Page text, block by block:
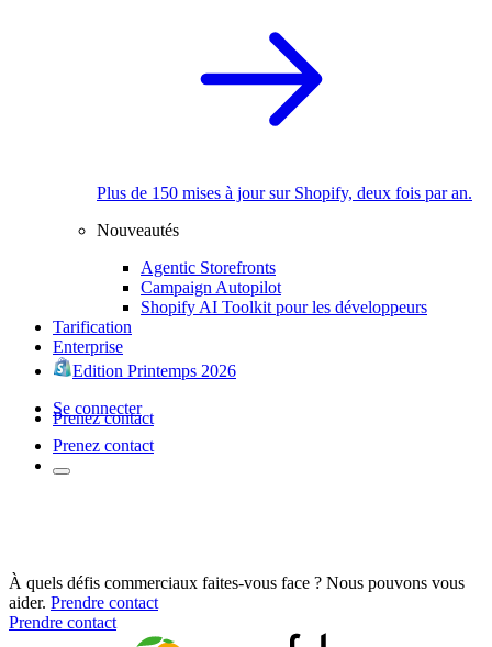
Plus de 150 mises à jour sur Shopify, deux fois par an.
Nouveautés
Agentic Storefronts
Campaign Autopilot
Shopify AI Toolkit pour les développeurs
Tarification
Enterprise
Edition Printemps 2026
Se connecter
Prenez contact
Prenez contact
À quels défis commerciaux faites-vous face ? Nous pouvons vous
aider. Prendre contact
Prendre contact